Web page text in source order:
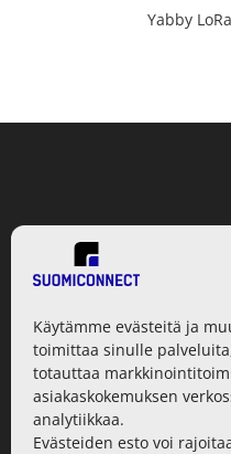
Käytämme evästeitä ja
toimittaa sinulle
totauttaa
asiakaskokemuksen
analytiikkaa.
Evästeiden esto voi
Yabby